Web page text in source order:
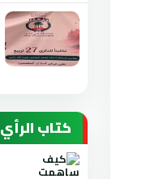
كتاب الرأي